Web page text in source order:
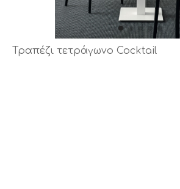
Τραπέζι τετράγωνο Cocktail